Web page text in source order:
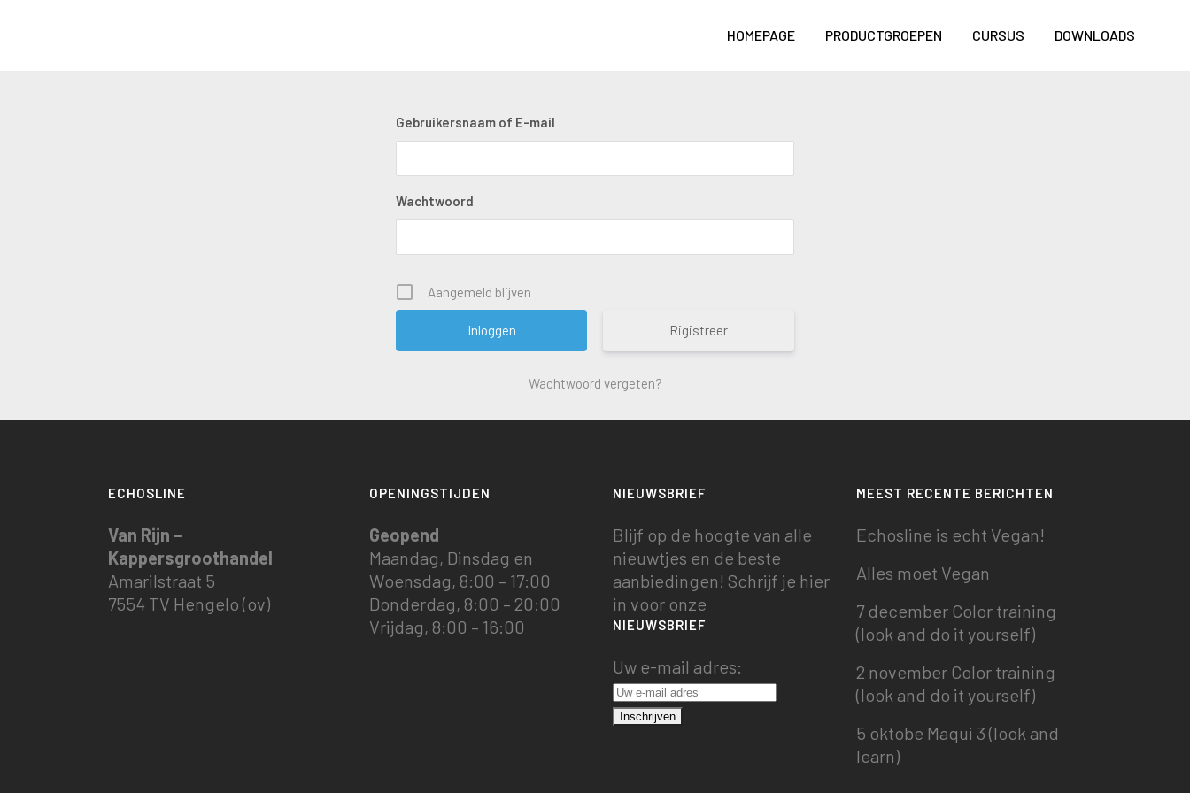
HOMEPAGE PRODUCTGROEPEN CURSUS DOWNLOADS
Gebruikersnaam of E-mail
Wachtwoord
Aangemeld blijven
Rigistreer
Wachtwoord vergeten?
ECHOSLINE
Van Rijn –
Kappersgroothandel
Amarilstraat 5
7554 TV Hengelo (ov)
OPENINGSTIJDEN
Geopend
Maandag, Dinsdag en
Woensdag, 8:00 – 17:00
Donderdag, 8:00 – 20:00
Vrijdag, 8:00 – 16:00
NIEUWSBRIEF
Blijf op de hoogte van alle
nieuwtjes en de beste
aanbiedingen! Schrijf je hier
in voor onze
NIEUWSBRIEF
Uw e-mail adres:
MEEST RECENTE BERICHTEN
Echosline is echt Vegan!
Alles moet Vegan
7 december Color training
(look and do it yourself)
2 november Color training
(look and do it yourself)
5 oktobe Maqui 3 (look and
learn)